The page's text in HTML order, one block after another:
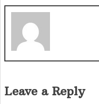
Leave a Reply